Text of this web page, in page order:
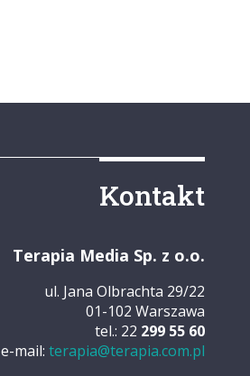
Kontakt
Terapia Media Sp. z o.o.
ul. Jana Olbrachta 29/22
01-102 Warszawa
tel.: 22 299 55 60
e-mail: terapia@terapia.com.pl